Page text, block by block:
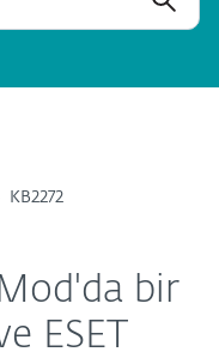
KB2272
Mod'da bir
ESET